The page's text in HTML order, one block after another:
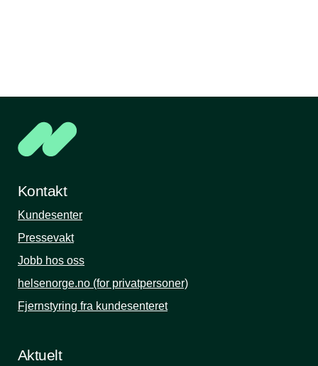
Kontakt
Kundesenter
Pressevakt
Jobb hos oss
helsenorge.no (for privatpersoner)
Fjernstyring fra kundesenteret
Aktuelt